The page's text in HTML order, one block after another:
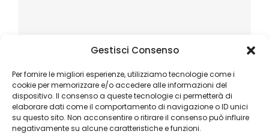
Gestisci Consenso
Per fornire le migliori esperienze, utilizziamo tecnologie come i
cookie per memorizzare e/o accedere alle informazioni del
dispositivo. Il consenso a queste tecnologie ci permetterà di
elaborare dati come il comportamento di navigazione o ID unici
su questo sito. Non acconsentire o ritirare il consenso può influire
negativamente su alcune caratteristiche e funzioni.